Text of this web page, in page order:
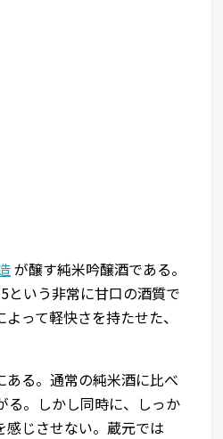
が醸す純米吟醸酒である。
という非常に甘口の酒質で
って軽快さを持たせた、
る。通常の純米酒に比べ
る。しかし同時に、しっか
じさせない。蔵元では